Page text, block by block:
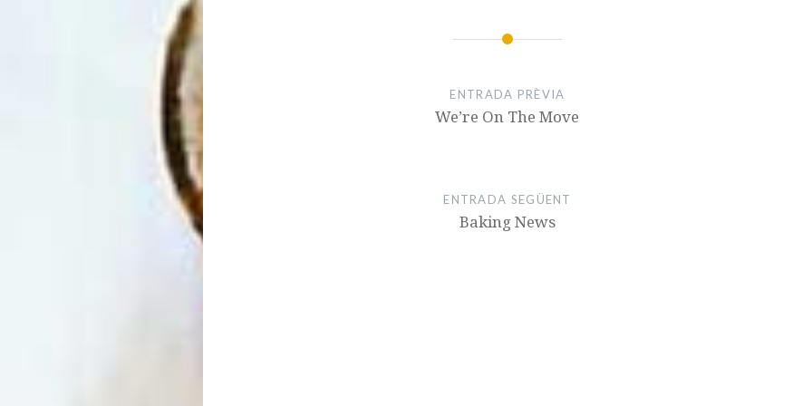
d'entrades
ENTRADA PRÈVIA
We’re On The Move
ENTRADA SEGÜENT
Baking News